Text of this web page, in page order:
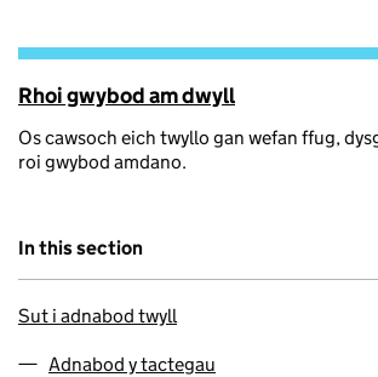
Rhoi gwybod am dwyll
Os cawsoch eich twyllo gan wefan ffug,
roi gwybod amdano.
In this section
Sut i adnabod twyll
Adnabod y tactegau